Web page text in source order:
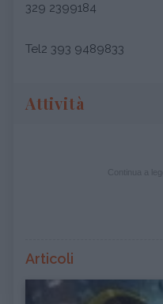
329 2399184
Tel2 393 9489833
Attività
Articoli